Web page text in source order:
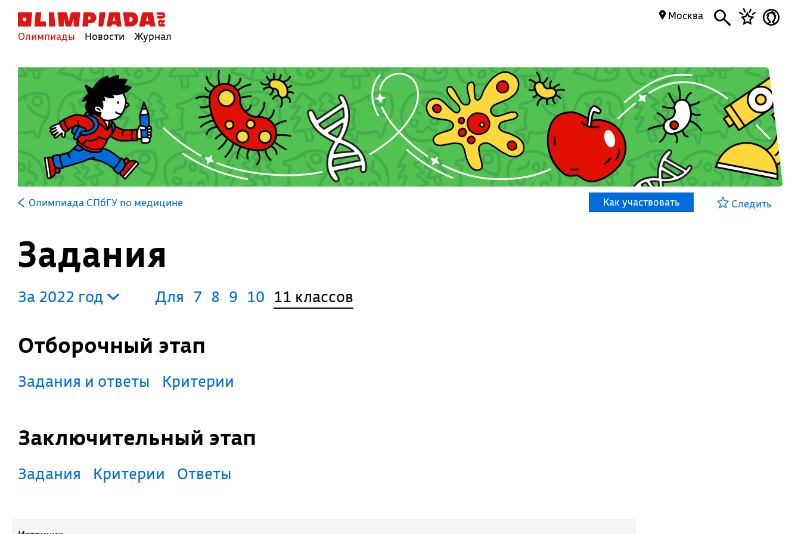
Олимпиады Новости Журнал
Москва
Олимпиада СПбГУ по медицине Как участвовать Следить
Задания
За 2022 год Для 7 8 9 10 11 классов
Отборочный этап
Задания и ответы Критерии
Заключительный этап
Задания Критерии Ответы